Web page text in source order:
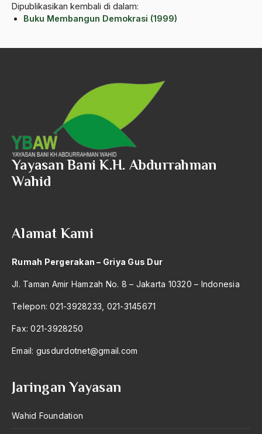
Dipublikasikan kembali di dalam:
Buku Membangun Demokrasi (1999)
Ahmad Tirtisudiro
Airport Changi
Airport Noto Hadi Negoro
Ajaran AGama
Ajaran Islam
Akhlaq
Yayasan Bani K.H. Abdurrahman
Wahid
Alamat Kami
Rumah Pergerakan – Griya Gus Dur
Jl. Taman Amir Hamzah No. 8 – Jakarta 10320 – Indonesia
Telepon: 021-3928233, 021-3145671
Fax: 021-3928250
Email: gusdurdotnet@gmail.com
Jaringan Yayasan
Wahid Foundation